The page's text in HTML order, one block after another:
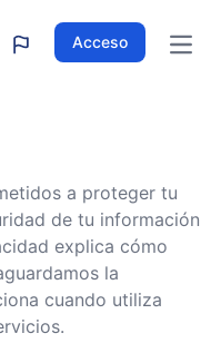
Acceso
a proteger tu
de tu información
explica cómo
la
cuando utiliza